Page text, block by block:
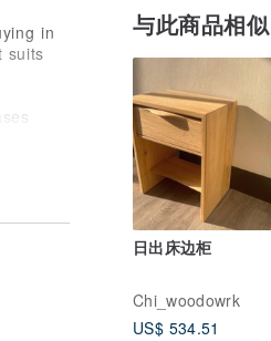
与此商品相似
日出床边柜
Chi_woodowrk
US$ 534.51
in
suits